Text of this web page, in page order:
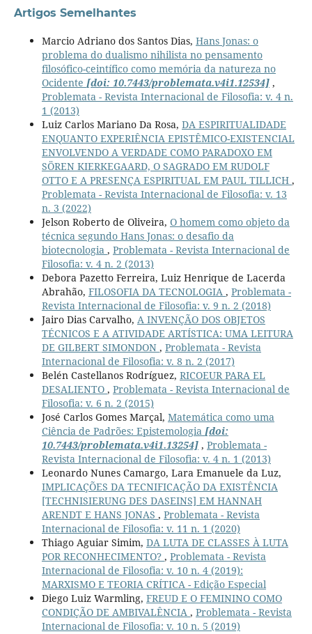
Artigos Semelhantes
Marcio Adriano dos Santos Dias, Hans Jonas: o
problema do dualismo nihilista no pensamento
filosófico-ceintífico como memória da natureza no
Ocidente [doi: 10.7443/problemata.v4i1.12534],
Problemata - Revista Internacional de Filosofia: v. 4 n.
1 (2013)
Luiz Carlos Mariano Da Rosa, DA ESPIRITUALIDADE
ENQUANTO EXPERIÊNCIA EPISTÊMICO-EXISTENCIAL
ENVOLVENDO A VERDADE COMO PARADOXO EM
SÖREN KIERKEGAARD, O SAGRADO EM RUDOLF
OTTO E A PRESENÇA ESPIRITUAL EM PAUL TILLICH ,
Problemata - Revista Internacional de Filosofia: v. 13
n. 3 (2022)
Jelson Roberto de Oliveira, O homem como objeto da
técnica segundo Hans Jonas: o desafio da
biotecnologia , Problemata - Revista Internacional de
Filosofia: v. 4 n. 2 (2013)
Debora Pazetto Ferreira, Luiz Henrique de Lacerda
Abrahão, FILOSOFIA DA TECNOLOGIA , Problemata -
Revista Internacional de Filosofia: v. 9 n. 2 (2018)
Jairo Dias Carvalho, A INVENÇÃO DOS OBJETOS
TÉCNICOS E A ATIVIDADE ARTÍSTICA: UMA LEITURA
DE GILBERT SIMONDON , Problemata - Revista
Internacional de Filosofia: v. 8 n. 2 (2017)
Belén Castellanos Rodríguez, RICOEUR PARA EL
DESALIENTO , Problemata - Revista Internacional de
Filosofia: v. 6 n. 2 (2015)
José Carlos Gomes Marçal, Matemática como uma
Ciência de Padrões: Epistemologia [doi:
10.7443/problemata.v4i1.13254], Problemata -
Revista Internacional de Filosofia: v. 4 n. 1 (2013)
Leonardo Nunes Camargo, Lara Emanuele da Luz,
IMPLICAÇÕES DA TECNIFICAÇÃO DA EXISTÊNCIA
[TECHNISIERUNG DES DASEINS] EM HANNAH
ARENDT E HANS JONAS , Problemata - Revista
Internacional de Filosofia: v. 11 n. 1 (2020)
Thiago Aguiar Simim, DA LUTA DE CLASSES À LUTA
POR RECONHECIMENTO? , Problemata - Revista
Internacional de Filosofia: v. 10 n. 4 (2019):
MARXISMO E TEORIA CRÍTICA - Edição Especial
Diego Luiz Warmling, FREUD E O FEMININO COMO
CONDIÇÃO DE AMBIVALÊNCIA , Problemata - Revista
Internacional de Filosofia: v. 10 n. 5 (2019)